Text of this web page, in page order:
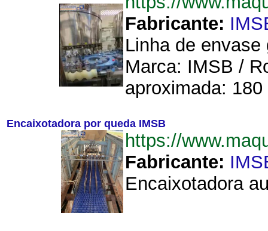
Fabricante:
Linha de
Marca: IMSB /
aproximada:
Encaixotadora por queda IMSB
https://
Fabricante:
Encaixotadora